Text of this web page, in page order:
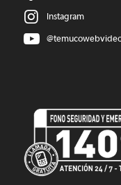
Instagram